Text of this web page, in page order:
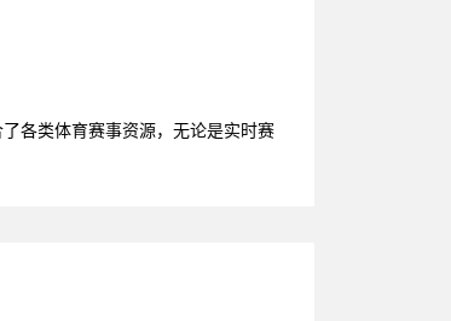
各类体育赛事资源，无论是实时赛